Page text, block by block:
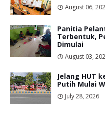
August 06,
Panitia
Terbentuk,
Dimulai
August 03,
Jelang HUT
Putih Mulai
July 28, 2026